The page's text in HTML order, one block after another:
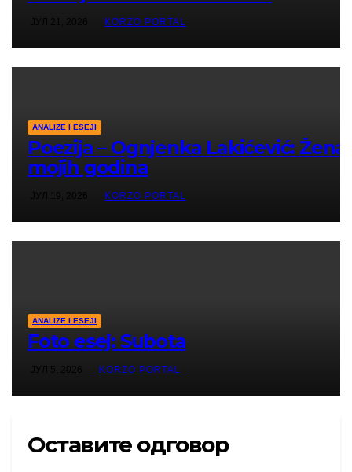
MetohijuKORZO PORTAL
ANALIZE I ESEJI
Poezija – Ognjenka Lakićević: Žena
mojih godina
KORZO PORTAL
ANALIZE I ESEJI
Foto esej: Subota
ЈУЛ 5, 2026 KORZO PORTAL
Оставите одговор